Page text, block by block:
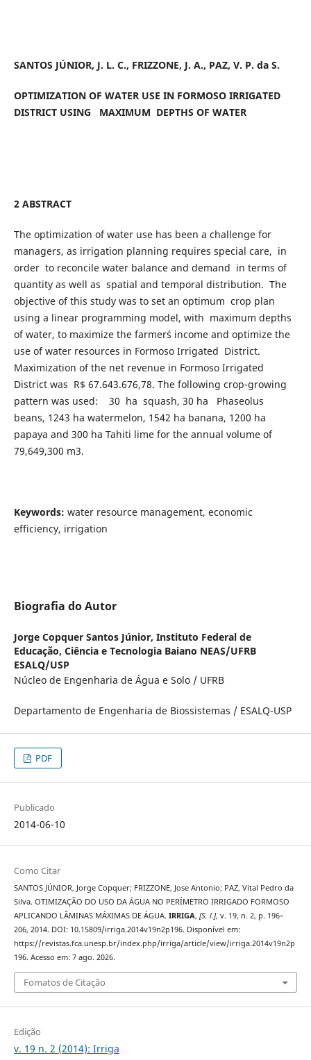
SANTOS JÚNIOR, J. L. C., FRIZZONE, J. A., PAZ, V. P. da S.
OPTIMIZATION OF WATER USE IN FORMOSO IRRIGATED
DISTRICT USING MAXIMUM DEPTHS OF WATER
2 ABSTRACT
The optimization of water use has been a challenge for
managers, as irrigation planning requires special care, in
order to reconcile water balance and demand in terms of
quantity as well as spatial and temporal distribution. The
objective of this study was to set an optimum crop plan
using a linear programming model, with maximum depths
of water, to maximize the farmer´s income and optimize the
use of water resources in Formoso Irrigated District.
Maximization of the net revenue in Formoso Irrigated
District was R$ 67.643.676,78. The following crop-growing
pattern was used: 30 ha squash, 30 ha Phaseolus
beans, 1243 ha watermelon, 1542 ha banana, 1200 ha
papaya and 300 ha Tahiti lime for the annual volume of
79,649,300 m3.
Keywords: water resource management, economic
efficiency, irrigation
Biografia do Autor
Jorge Copquer Santos Júnior, Instituto Federal de
Educação, Ciência e Tecnologia Baiano NEAS/UFRB
ESALQ/USP
Núcleo de Engenharia de Água e Solo / UFRB
Departamento de Engenharia de Biossistemas / ESALQ-USP
PDF
Publicado
2014-06-10
Como Citar
SANTOS JÚNIOR, Jorge Copquer; FRIZZONE, Jose Antonio; PAZ, Vital Pedro da
Silva. OTIMIZAÇÃO DO USO DA ÁGUA NO PERÍMETRO IRRIGADO FORMOSO
APLICANDO LÂMINAS MÁXIMAS DE ÁGUA. IRRIGA, [S. l.], v. 19, n. 2, p. 196–
206, 2014. DOI: 10.15809/irriga.2014v19n2p196. Disponível em:
https://revistas.fca.unesp.br/index.php/irriga/article/view/irriga.2014v19n2p
196. Acesso em: 7 ago. 2026.
Fomatos de Citação
Edição
v. 19 n. 2 (2014): Irriga